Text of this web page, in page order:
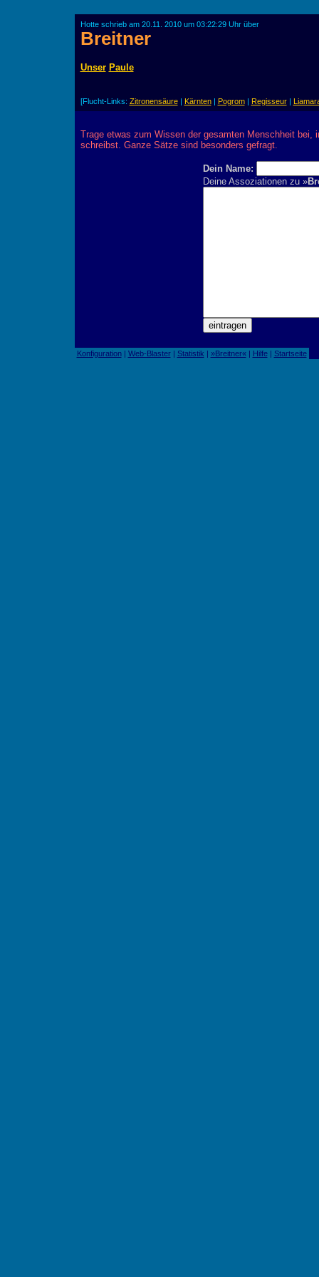
Hotte schrieb am 20.11. 2010 um 03:22:29 Uhr über
Breitner
Unser Paule
[Flucht-Links: Zitronensäure| Kärnten| Pogrom| Regisseur|
Trage etwas zum Wissen der gesamten Menschheit bei,
schreibst. Ganze Sätze sind besonders gefragt.
Dein Name:
Deine Assoziationen zu »
Konfiguration| Web-Blaster| Statistik | »Breitner«| Hilfe| Startseite